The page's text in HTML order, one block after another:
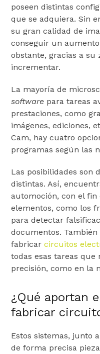
poseen distintas
que se adquiera. Sin
su gran calidad de
conseguir un
obstante, gracias a su
incrementar.
La mayoría de
software para tareas
prestaciones, como
imágenes, ediciones,
Cam, hay cuatro
programas según las
Las posibilidades son
distintas. Así,
automoción, con el fin
elementos, como los
para detectar
documentos.
fabricarcircuitos
todas esas tareas
precisión, como en la
¿Qué aportan
fabricar
Estos sistemas, junto
de forma precisa